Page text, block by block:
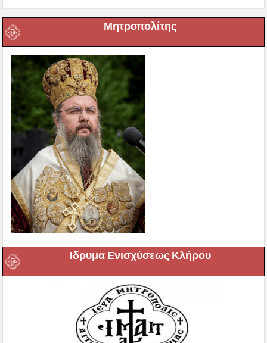
Μητροπολίτης
Ιδρυμα Ενισχύσεως Κλήρου